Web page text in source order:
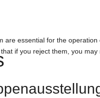
are essential for the
if you reject them, you